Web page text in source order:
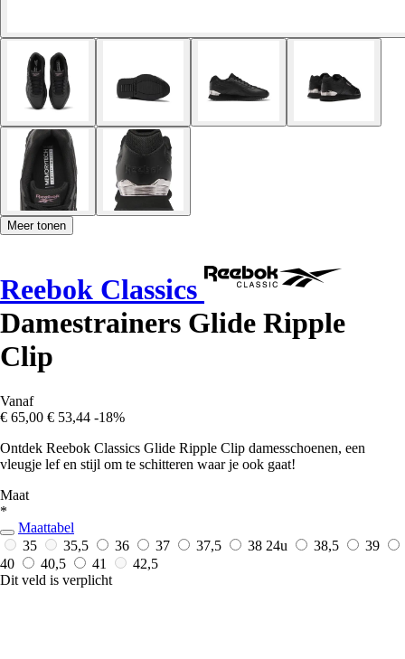
Meer tonen
Reebok Classics
Damestrainers Glide Ripple
Clip
Vanaf
€ 65,00 € 53,44 -18%
Ontdek Reebok Classics Glide Ripple Clip damesschoenen, een
vleugje lef en stijl om te schitteren waar je ook gaat!
Maat
*
Maattabel
35
35,5 36 37 37,5 38 24u 38,5
39
40
40,5 41
42,5
Dit veld is verplicht